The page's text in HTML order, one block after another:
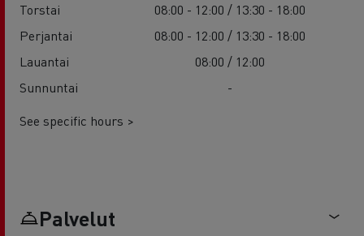
Torstai
08:00 - 12:00 / 13:30 - 18:00
Perjantai
08:00 - 12:00 / 13:30 - 18:00
Lauantai
08:00 / 12:00
Sunnuntai
-
See specific hours >
Palvelut